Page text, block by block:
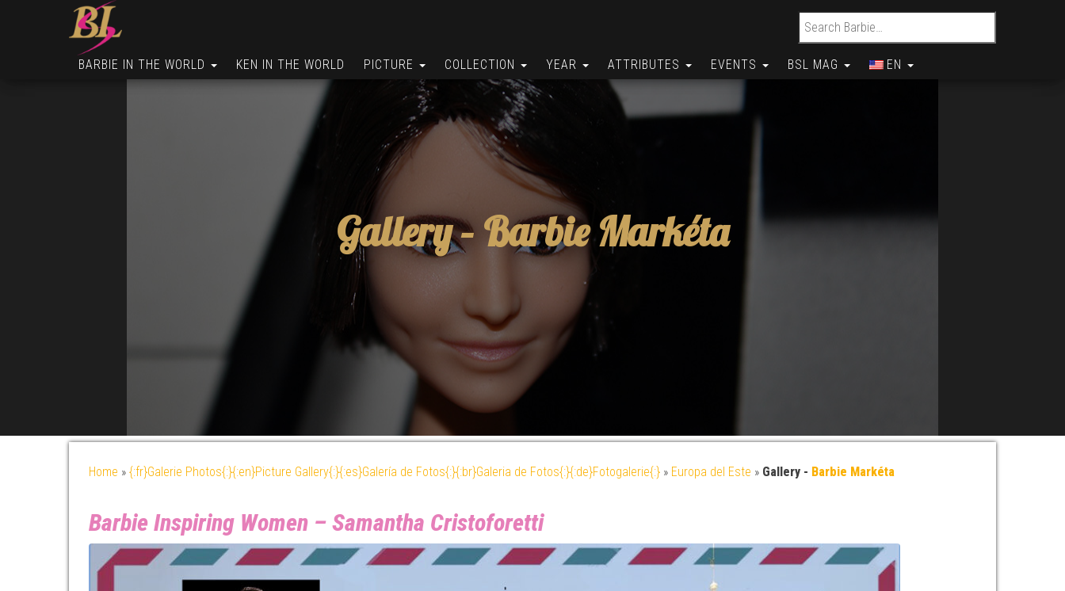
Search for:
BARBIE IN THE WORLD KEN IN THE WORLD PICTURE COLLECTION YEAR ATTRIBUTES EVENTS BSL MAG EN
Gallery – Barbie Markéta
Home » {:fr}Galerie Photos{:}{:en}Picture Gallery{:}{:es}Galería de Fotos{:}{:br}Galeria de Fotos{:}{:de}Fotogalerie{:} » Europa del Este » Gallery - Barbie Markéta
Barbie Inspiring Women – Samantha Cristoforetti